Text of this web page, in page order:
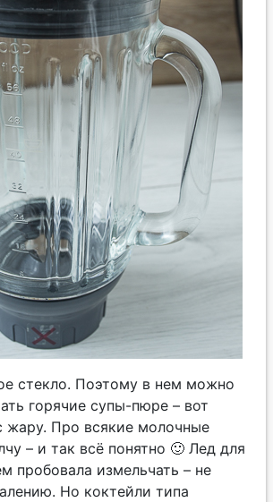
стекло. Поэтому в нем можно
горячие супы-пюре – вот
жару. Про всякие молочные
– и так всё понятно 🙂 Лед для
пробовала измельчать – не
Но коктейли типа